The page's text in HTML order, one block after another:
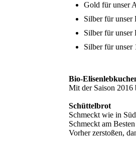
Gold für unser
Silber für unser
Silber für
Silber für unser
Bio-
Mit der Saison 2016
Schüttelbrot
Schmeckt wie in
Schmeckt am
Vorher zerstoßen,